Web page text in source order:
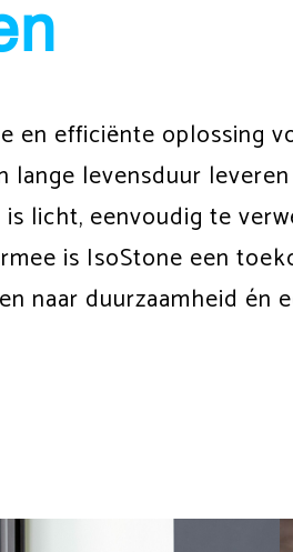
en efficiënte oplossing
lange levensduur
licht, eenvoudig te
is IsoStone een
naar duurzaamheid én